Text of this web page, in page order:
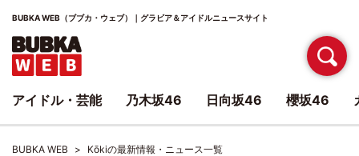
BUBKA WEB（ブブカ・ウェブ）｜グラビア＆アイドルニュースサイト
BUBKA WEB Kōkiの最新情報・ニュース一覧
アイドル・芸能 乃木坂46 日向坂46 櫻坂46